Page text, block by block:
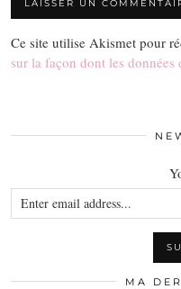
Ce site utilise Akismet pour
sur la façon dont les données
MA